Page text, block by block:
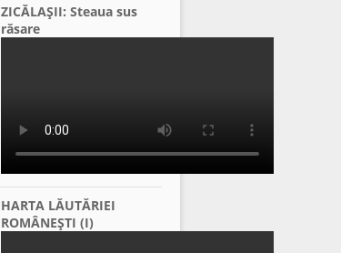
ZICĂLAŞII: Steaua sus
răsare
HARTA LĂUTĂRIEI
ROMÂNEŞTI (I)